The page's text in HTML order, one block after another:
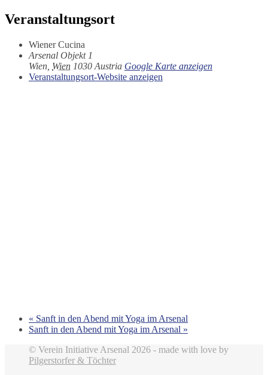
Veranstaltungsort
Wiener Cucina
Arsenal Objekt 1
Wien Wien 1030 Austria Google Karte anzeigen
Veranstaltungsort-Website anzeigen
« Sanft in den Abend mit Yoga im Arsenal
Sanft in den Abend mit Yoga im Arsenal »
© Verein Initiative Arsenal 2026 - made with love by
Pilgerstorfer & Töchter